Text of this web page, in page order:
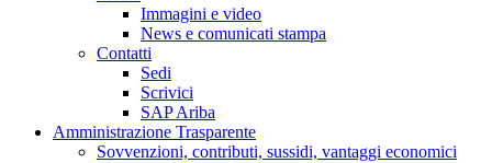
Immagini e video
News e comunicati stampa
Contatti
Sedi
Scrivici
SAP Ariba
Amministrazione Trasparente
Sovvenzioni, contributi, sussidi, vantaggi economici